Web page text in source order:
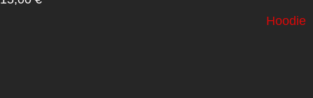
Hoodie